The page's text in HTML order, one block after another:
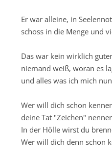
Er war alleine, in
schoss in die Menge und
Das war kein wirklich
niemand weiß, woran es
und alles was ich mich
Wer will dich schon
deine Tat "Zeichen"
In der Hölle wirst du
Wer will dich denn schon